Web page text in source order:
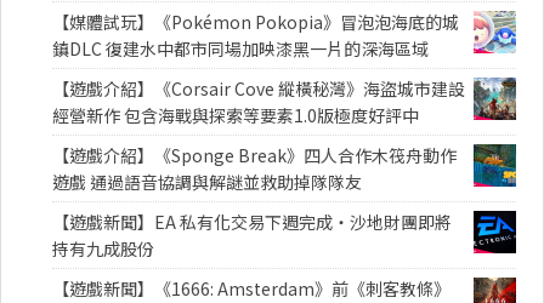
【媒體試玩】《Pokémon Pokopia》冒泡泡海底的城
鎮DLC 復建水中都市同場加映漆黑一片的深海區域
【遊戲介紹】《Corsair Cove 縱橫秘灣》海盜城市建設
經營新作 包含海戰與探索等要素1.0版極度好評中
【遊戲介紹】《Sponge Break》四人合作木筏舟動作
遊戲 通過語音協調與解謎並救助掉隊隊友
【遊戲新聞】EA 私有化交易下週完成・沙地財團即將
持有九成股份
【遊戲新聞】《1666: Amsterdam》前《刺客教條》